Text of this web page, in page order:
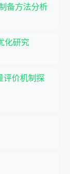
备方法分析
化研究
评价机制探